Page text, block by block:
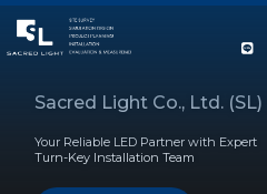
HOME
ABOUT US
Sacred Light Co., Ltd. (SL)
Your Reliable LED Partner with Expert
Turn-Key Installation Team